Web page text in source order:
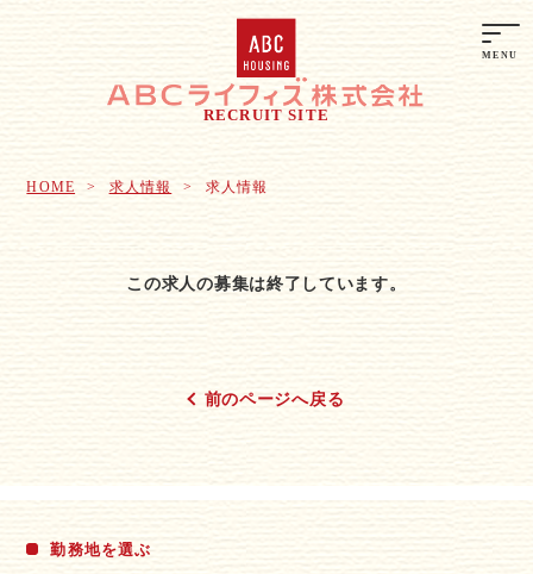
RECRUIT SITE
HOME 求人情報 求人情報
この求人の募集は終了しています。
前のページへ戻る
勤務地を選ぶ